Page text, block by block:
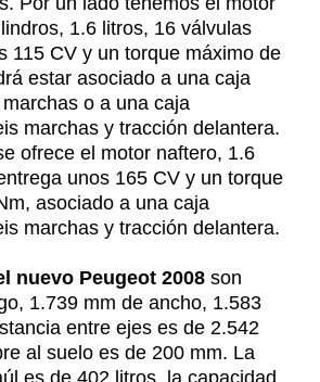
1.6 litros, 16 válvulas
115 CV y un torque máximo de
estar asociado a una caja
o a una caja
marchas y tracción delantera.
ofrece el motor naftero, 1.6
unos 165 CV y un torque
asociado a una caja
marchas y tracción delantera.
nuevo Peugeot 2008 son
1.739 mm de ancho, 1.583
entre ejes es de 2.542
al suelo es de 200 mm. La